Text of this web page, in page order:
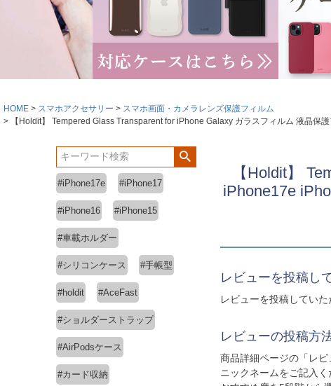
HOME スマホアクセサリー
スマホ画面・カメラレンズ保護フィルム
【Holdit】 Tempered Glass Transparent for iPhone Galaxy ガラスフィルム 液晶
#iPhone17e #iPhone17
#iPhone16 #iPhone15
#車載ホルダー
#シリコンケース #手帳型
#holdit #AceFast
#ショルダーストラップ
#AirPodsケース
#カード収納
【Holdit】
iPhone17e
レビューを投稿し
レビューを投稿してい
レビューの投稿方
商品詳細ページの「レビ
ニックネームをご記入く